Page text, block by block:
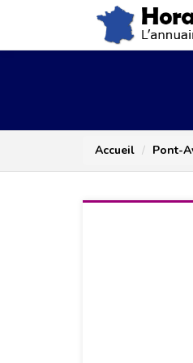
Accueil Pont-